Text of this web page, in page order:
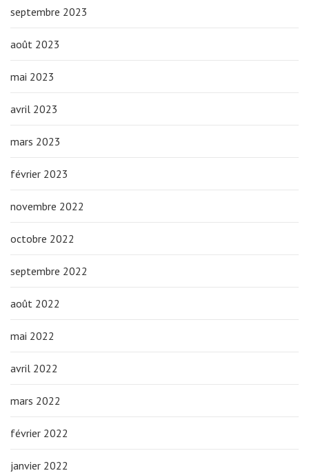
septembre 2023
août 2023
mai 2023
avril 2023
mars 2023
février 2023
novembre 2022
octobre 2022
septembre 2022
août 2022
mai 2022
avril 2022
mars 2022
février 2022
janvier 2022